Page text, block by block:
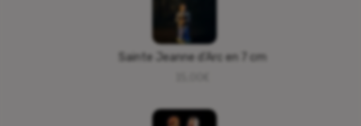
Sainte Jeanne d’Arc en 7 cm